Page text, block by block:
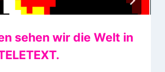
sehen wir die Welt in